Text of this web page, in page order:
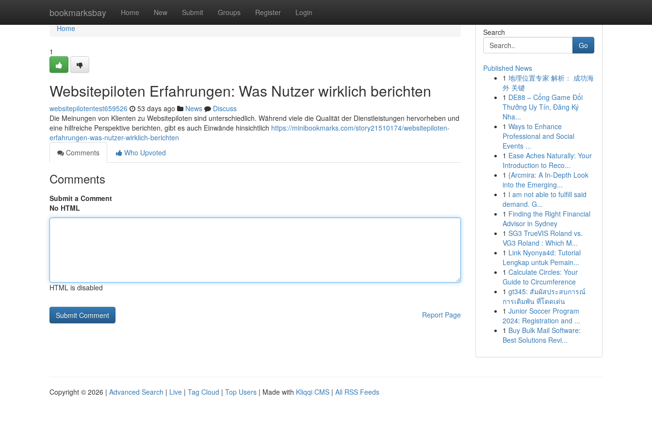
bookmarksbay Home New Submit Groups Register Login
Home
Home
1
Websitepiloten Erfahrungen: Was Nutzer wirklich berichten
websitepilotentest659526 53 days ago News
Discuss
Die Meinungen von Klienten zu Websitepiloten sind unterschiedlich. Während viele die Qualität der Dienstleistungen hervorheben und
eine hilfreiche Perspektive berichten, gibt es auch Einwände hinsichtlich https://minibookmarks.com/story21510174/websitepiloten-
erfahrungen-was-nutzer-wirklich-berichten
Comments
Who Upvoted
Comments
Submit a Comment
No HTML
HTML is disabled
Report Page
Search
Go
Published News
1 地理位置专家 解析： 成功海
外 关键
1 DE88 – Cổng Game Đổi
Thưởng Uy Tín, Đăng Ký
Nha...
1 Ways to Enhance
Professional and Social
Events ...
1 Ease Aches Naturally: Your
Introduction to Reco...
1 {Arcmira: A In-Depth Look
into the Emerging...
1 I am not able to fulfill said
demand. G...
1 Finding the Right Financial
Advisor in Sydney
1 SG3 TrueVIS Roland vs.
VG3 Roland : Which M...
1 Link Nyonya4d: Tutorial
Lengkap untuk Pemain...
1 Calculate Circles: Your
Guide to Circumference
1 gt345: สัมผัสประสบการณ์
การเดิมพัน ที่โดดเด่น
1 Junior Soccer Program
2024: Registration and ...
1 Buy Bulk Mail Software:
Best Solutions Revi...
Copyright © 2026 | Advanced Search | Live | Tag Cloud | Top Users | Made with Kliqqi CMS | All RSS Feeds